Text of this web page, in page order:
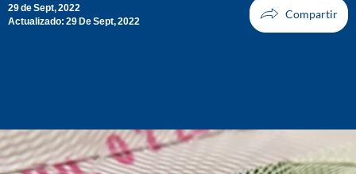
29 de Sept, 2022
Actualizado: 29 De Sept, 2022